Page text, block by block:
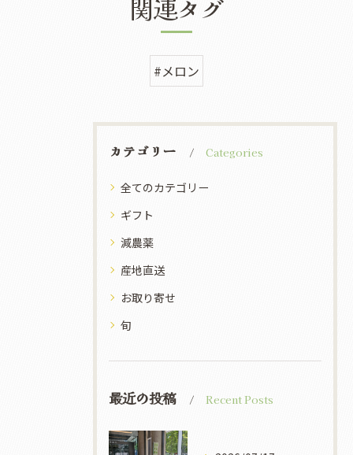
関連タグ
#メロン
カテゴリー Categories
全てのカテゴリー
ギフト
減農薬
産地直送
お取り寄せ
旬
最近の投稿 Recent Posts